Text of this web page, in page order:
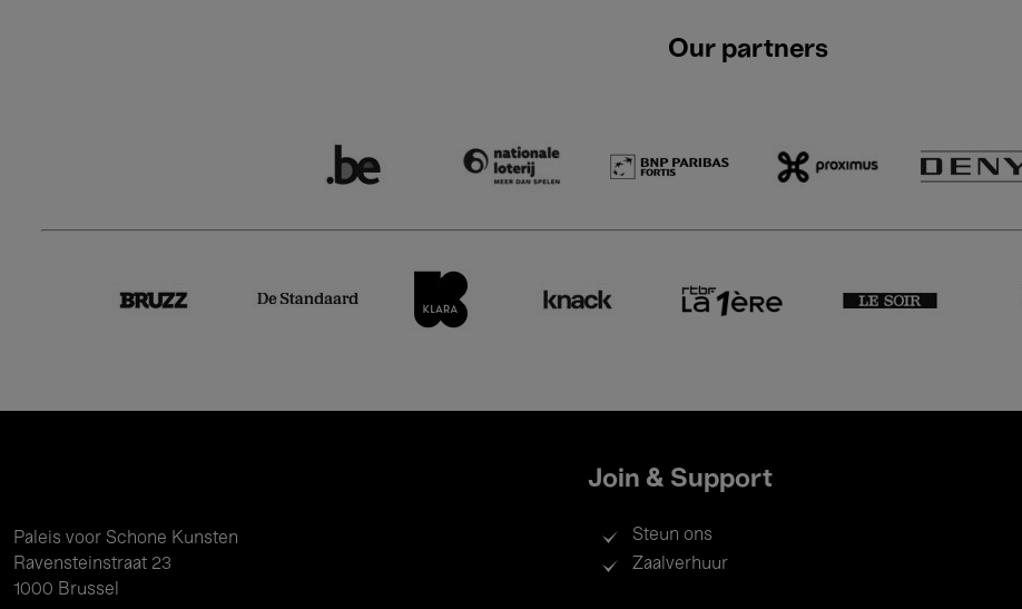
Our partners
Paleis voor Schone Kunsten
Ravensteinstraat 23
1000 Brussel
Join & Support
Steun ons
Zaalverhuur